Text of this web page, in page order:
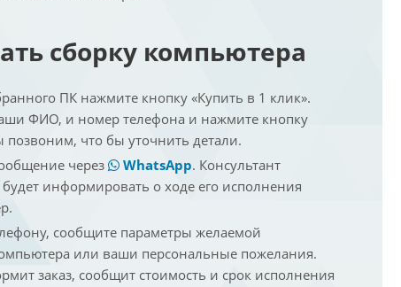
сборку компьютера
ПК нажмите кнопку «Купить в 1 клик».
ФИО, и номер телефона и нажмите кнопку
позвоним, что бы уточнить детали.
через
WhatsApp. Консультант
информировать о ходе его исполнения
сообщите параметры желаемой
или ваши персональные пожелания.
заказ, сообщит стоимость и срок исполнения